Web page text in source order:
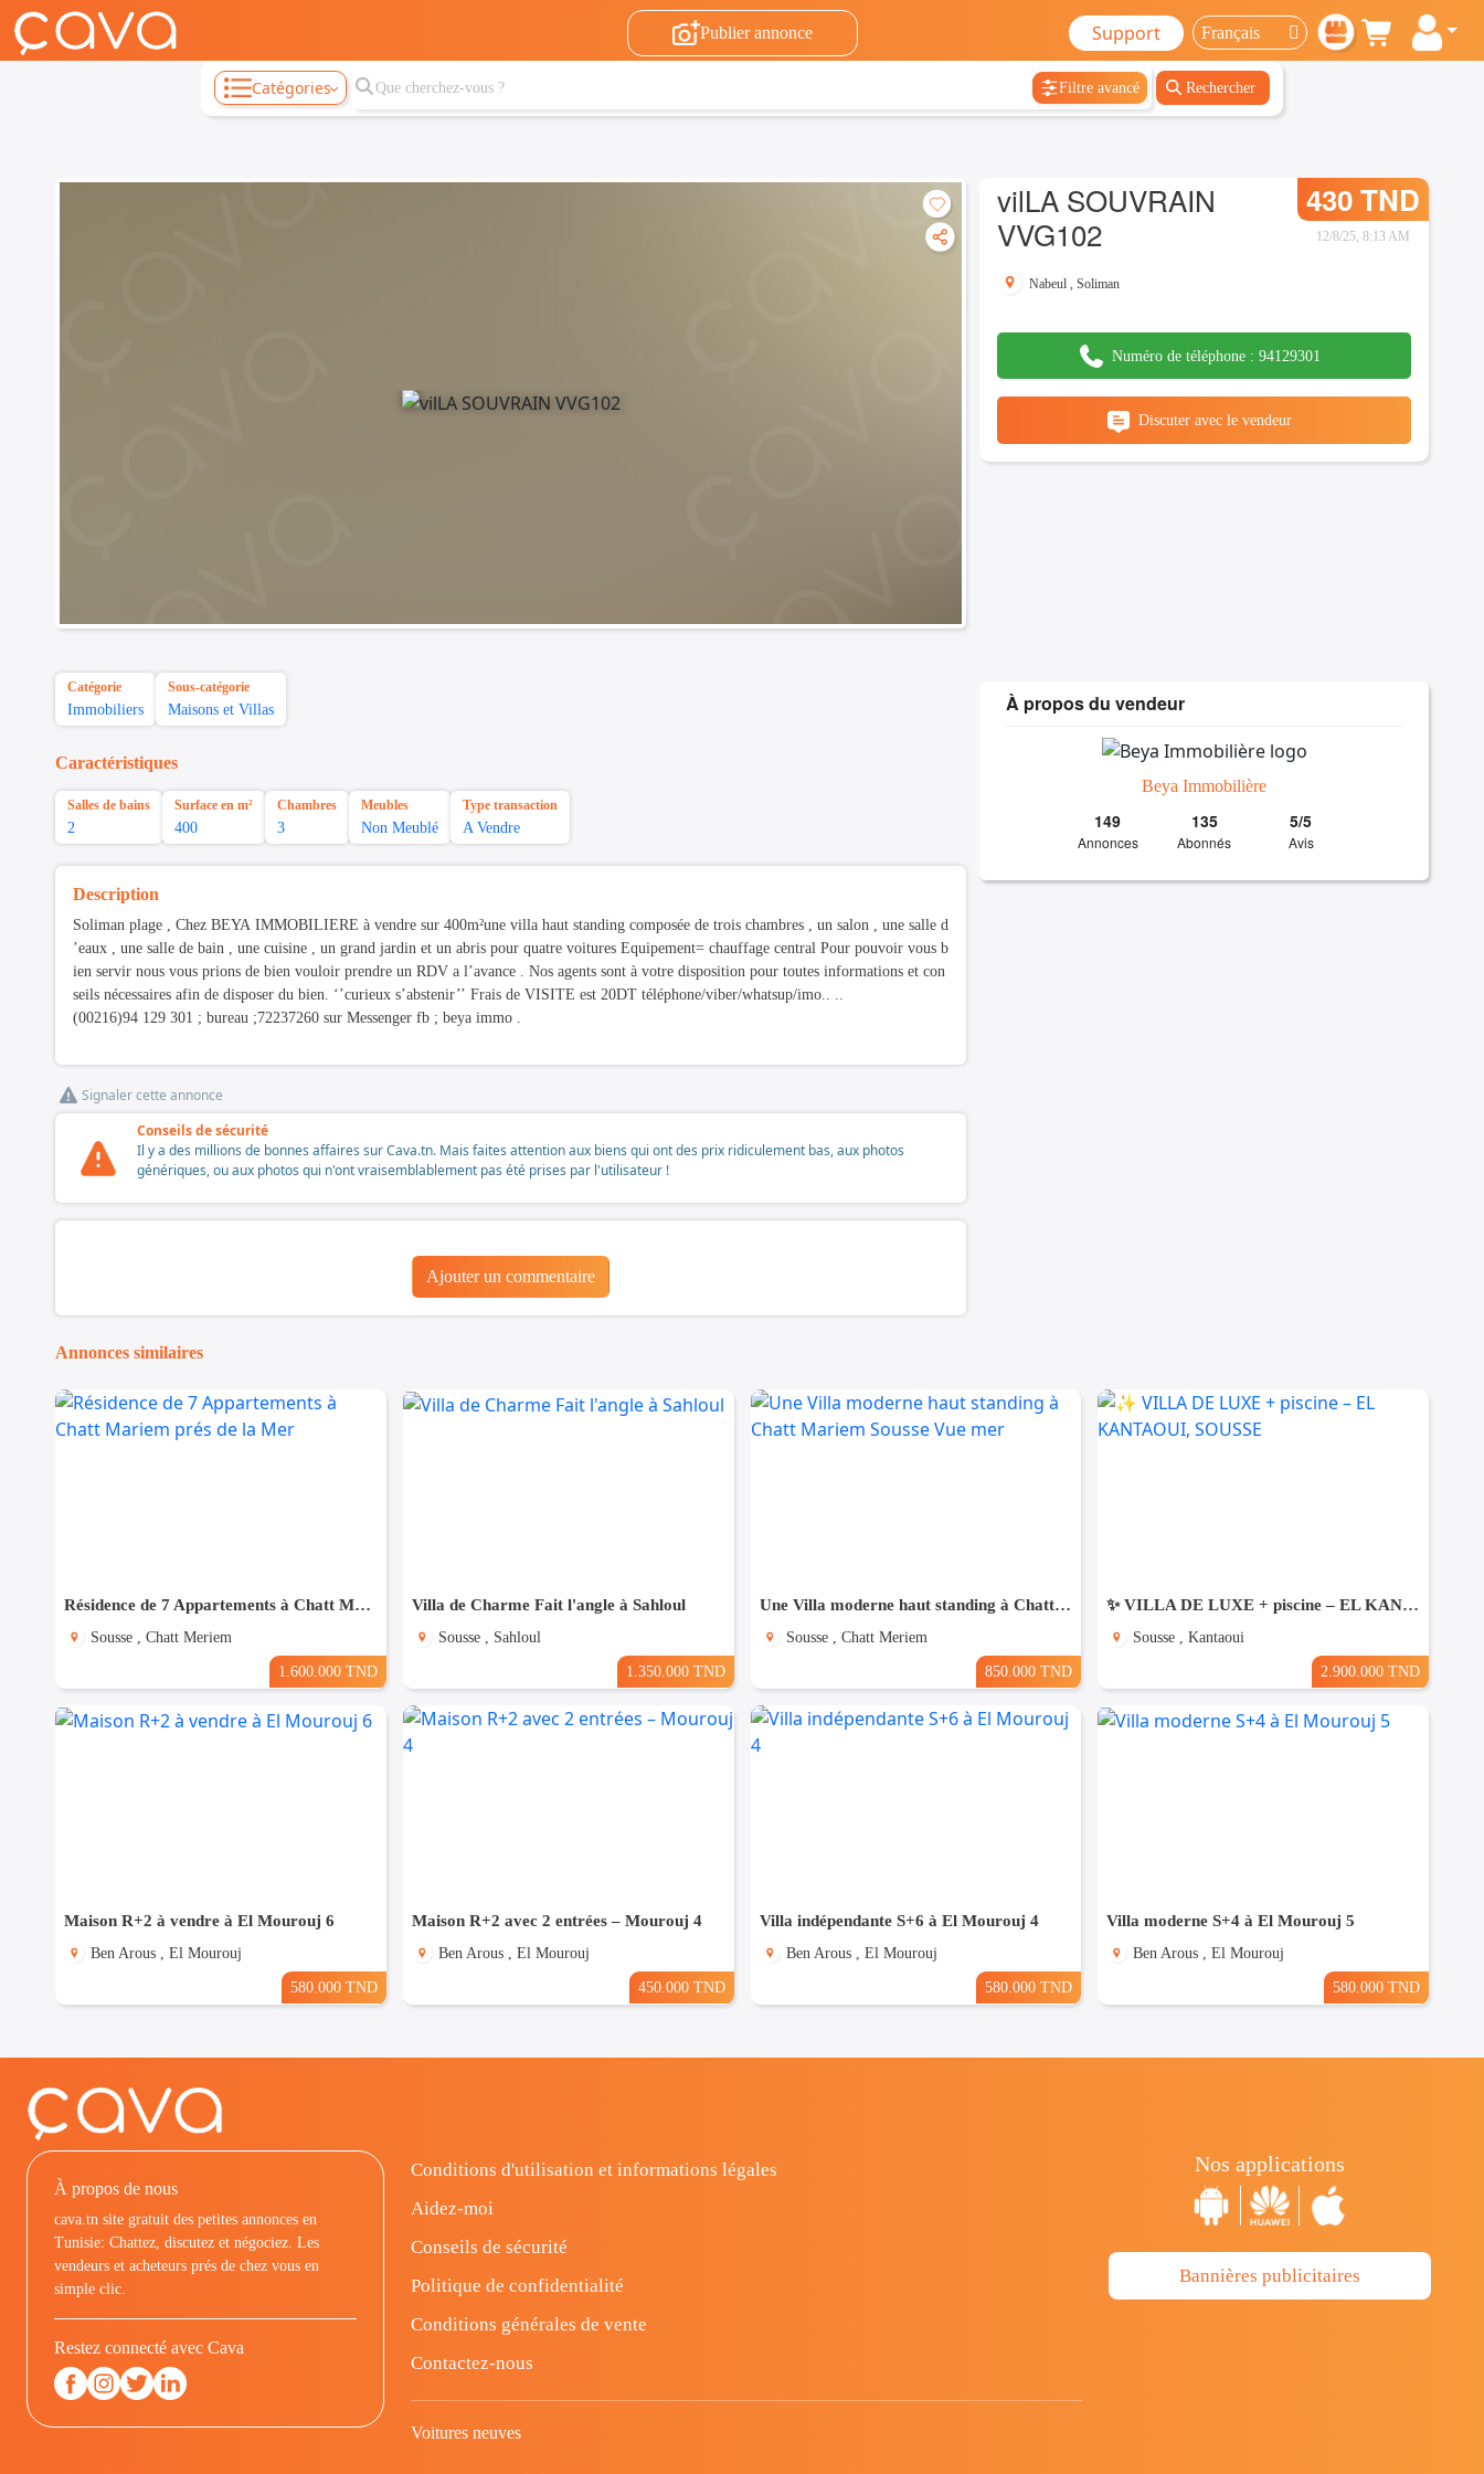
Publier annonce Support
Catégories Filtre avancé Rechercher
vilLA SOUVRAIN
VVG102
430 TND
12/8/25, 8:13 AM
Nabeul ,Soliman
Numéro de téléphone : 94129301
Discuter avec le vendeur
Catégorie
Immobiliers
Sous-catégorie
Maisons et Villas
Caractéristiques
Salles de bains
2
Surface en m²
400
Chambres
3
Meubles
Non Meublé
Type transaction
A Vendre
Description
Soliman plage , Chez BEYA IMMOBILIERE à vendre sur 400m²une villa haut standing composée de trois chambres , un salon , une salle d
’eaux , une salle de bain , une cuisine , un grand jardin et un abris pour quatre voitures Equipement= chauffage central Pour pouvoir vous b
ien servir nous vous prions de bien vouloir prendre un RDV a l’avance . Nos agents sont à votre disposition pour toutes informations et con
seils nécessaires afin de disposer du bien. ‘’curieux s’abstenir’’ Frais de VISITE est 20DT téléphone/viber/whatsup/imo.. ..
(00216)94 129 301 ; bureau ;72237260 sur Messenger fb ; beya immo .
Signaler cette annonce
Conseils de sécurité
Il y a des millions de bonnes affaires sur Cava.tn. Mais faites attention aux biens qui ont des prix ridiculement bas, aux photos
génériques, ou aux photos qui n'ont vraisemblablement pas été prises par l'utilisateur !
Ajouter un commentaire
À propos du vendeur
Beya Immobilière
149
Annonces
135
Abonnés
5/5
Avis
Annonces similaires
Résidence de 7 Appartements à Chatt Mariem prés de la Mer
Sousse , Chatt Meriem
1.600.000 TND
Villa de Charme Fait l'angle à Sahloul
Sousse , Sahloul
1.350.000 TND
Une Villa moderne haut standing à Chatt Mariem Sousse Vue mer
Sousse , Chatt Meriem
850.000 TND
​✨ VILLA DE LUXE + piscine – EL KANTAOUI, SOUSSE
Sousse , Kantaoui
2.900.000 TND
Maison R+2 à vendre à El Mourouj 6
Ben Arous , El Mourouj
580.000 TND
Maison R+2 avec 2 entrées – Mourouj 4
Ben Arous , El Mourouj
450.000 TND
Villa indépendante S+6 à El Mourouj 4
Ben Arous , El Mourouj
580.000 TND
Villa moderne S+4 à El Mourouj 5
Ben Arous , El Mourouj
580.000 TND
À propos de nous
cava.tn site gratuit des petites annonces en
Tunisie: Chattez, discutez et négociez. Les
vendeurs et acheteurs prés de chez vous en
simple clic.
Restez connecté avec Cava
Conditions d'utilisation et informations légales
Aidez-moi
Conseils de sécurité
Politique de confidentialité
Conditions générales de vente
Contactez-nous
Voitures neuves
Nos applications
Bannières publicitaires